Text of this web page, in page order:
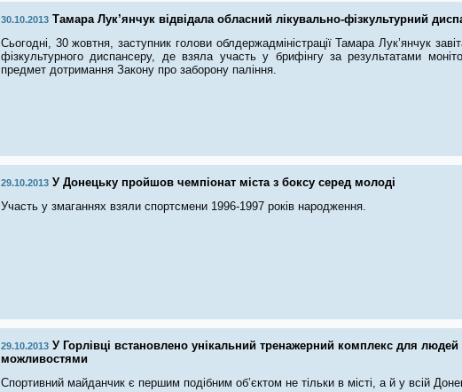
30.10.2013 Тамара Лук’янчук відвідала обласний лікувально-фізкультурний
Сьогодні, 30 жовтня, заступник голови облдержадміністрації Тамара Лук’янчук
фізкультурного диспансеру, де взяла участь у брифінгу за результатами
предмет дотримання Закону про заборону паління.
29.10.2013 У Донецьку пройшов чемпіонат міста з боксу серед молоді
Участь у змаганнях взяли спортсмени 1996-1997 років народження.
29.10.2013 У Горлівці встановлено унікальний тренажерний комплекс для
можливостями
Спортивний майданчик є першим подібним об’єктом не тільки в місті, а й у всій